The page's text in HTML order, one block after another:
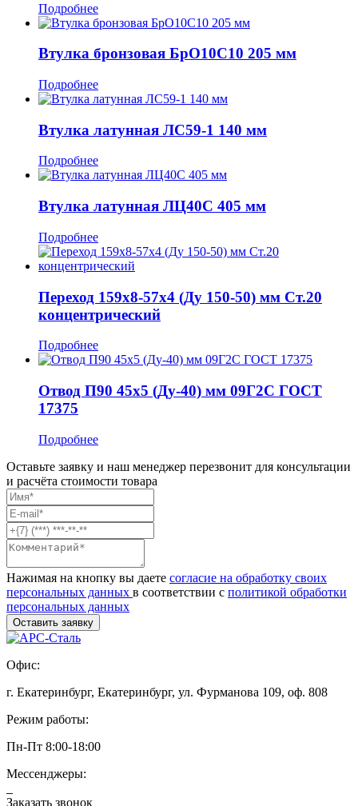
Подробнее
Втулка бронзовая БрО10С10 205 мм
Подробнее
Втулка латунная ЛС59-1 140 мм
Подробнее
Втулка латунная ЛЦ40С 405 мм
Подробнее
Переход 159x8-57x4 (Ду 150-50) мм Ст.20
концентрический
Подробнее
Отвод П90 45x5 (Ду-40) мм 09Г2С ГОСТ
17375
Подробнее
Оставьте заявку и наш менеджер перезвонит для консультации
и расчёта стоимости товара
Нажимая на кнопку вы даете согласие на обработку своих
персональных данных в соответствии с политикой обработки
персональных данных
Офис:
г. Екатеринбург, Екатеринбург, ул. Фурманова 109, оф. 808
Режим работы:
Пн-Пт 8:00-18:00
Мессенджеры:
Заказать звонок